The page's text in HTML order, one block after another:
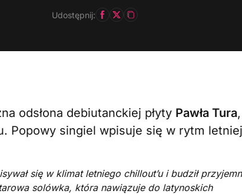
Udostępnij:
odsłona debiutanckiej płyty Pawła Tura,
Popowy singiel wpisuje się w rytm letniej
się w klimat letniego chillout’u i budził
solówka, która nawiązuje do latynoskich